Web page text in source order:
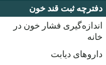
دفترچه ثبت قند خون
اندازه‌گیری فشار خون در
خانه
داروهای دیابت